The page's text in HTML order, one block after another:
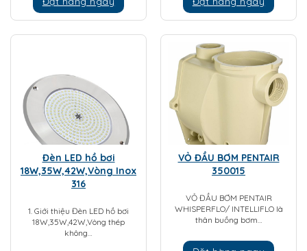
Đèn LED hồ bơi
18W,35W,42W,Vòng Inox
316
1. Giới thiệu Đèn LED hồ bơi
18W,35W,42W,Vòng thép
không…
VỎ ĐẦU BƠM PENTAIR
350015
VỎ ĐẦU BƠM PENTAIR
WHISPERFLO/ INTELLIFLO là
thân buồng bơm…